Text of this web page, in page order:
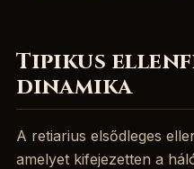
Tipikus
dinamika
A retiarius elsődleges
amelyet kifejezetten a